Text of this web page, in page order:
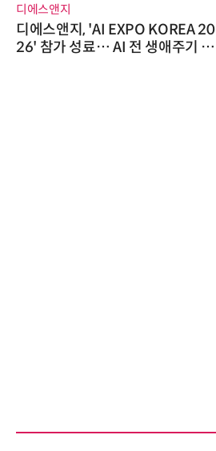
디에스앤지
디에스앤지, 'AI EXPO KOREA 20
26' 참가 성료… AI 전 생애주기 아